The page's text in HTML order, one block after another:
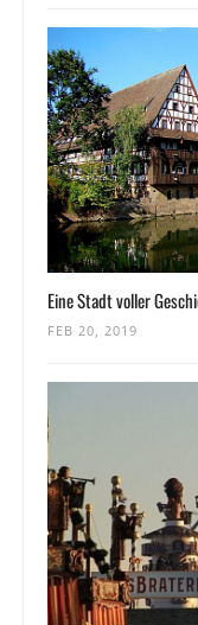
Eine Stadt voller
FEB 20, 2019